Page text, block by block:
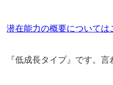
潜在能力の概要については
『低成長タイプ』です。言